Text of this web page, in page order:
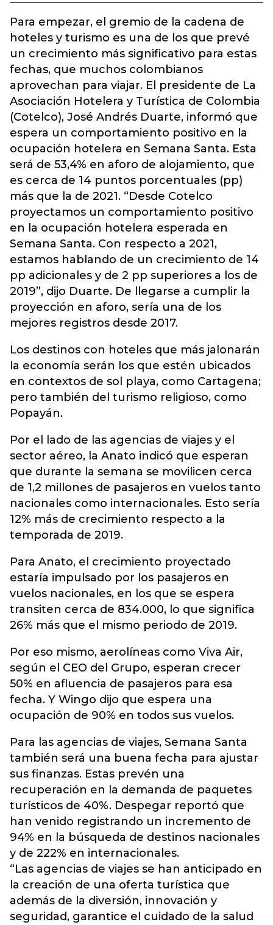
Para empezar, el gremio de la cadena de
hoteles y turismo es una de los que prevé
un crecimiento más significativo para estas
fechas, que muchos colombianos
aprovechan para viajar. El presidente de La
Asociación Hotelera y Turística de Colombia
(Cotelco), José Andrés Duarte, informó que
espera un comportamiento positivo en la
ocupación hotelera en Semana Santa. Esta
será de 53,4% en aforo de alojamiento, que
es cerca de 14 puntos porcentuales (pp)
más que la de 2021. “Desde Cotelco
proyectamos un comportamiento positivo
en la ocupación hotelera esperada en
Semana Santa. Con respecto a 2021,
estamos hablando de un crecimiento de 14
pp adicionales y de 2 pp superiores a los de
2019”, dijo Duarte. De llegarse a cumplir la
proyección en aforo, sería una de los
mejores registros desde 2017.
Los destinos con hoteles que más jalonarán
la economía serán los que estén ubicados
en contextos de sol playa, como Cartagena;
pero también del turismo religioso, como
Popayán.
Por el lado de las agencias de viajes y el
sector aéreo, la Anato indicó que esperan
que durante la semana se movilicen cerca
de 1,2 millones de pasajeros en vuelos tanto
nacionales como internacionales. Esto sería
12% más de crecimiento respecto a la
temporada de 2019.
Para Anato, el crecimiento proyectado
estaría impulsado por los pasajeros en
vuelos nacionales, en los que se espera
transiten cerca de 834.000, lo que significa
26% más que el mismo periodo de 2019.
Por eso mismo, aerolíneas como Viva Air,
según el CEO del Grupo, esperan crecer
50% en afluencia de pasajeros para esa
fecha. Y Wingo dijo que espera una
ocupación de 90% en todos sus vuelos.
Para las agencias de viajes, Semana Santa
también será una buena fecha para ajustar
sus finanzas. Estas prevén una
recuperación en la demanda de paquetes
turísticos de 40%. Despegar reportó que
han venido registrando un incremento de
94% en la búsqueda de destinos nacionales
y de 222% en internacionales.
“Las agencias de viajes se han anticipado en
la creación de una oferta turística que
además de la diversión, innovación y
seguridad, garantice el cuidado de la salud